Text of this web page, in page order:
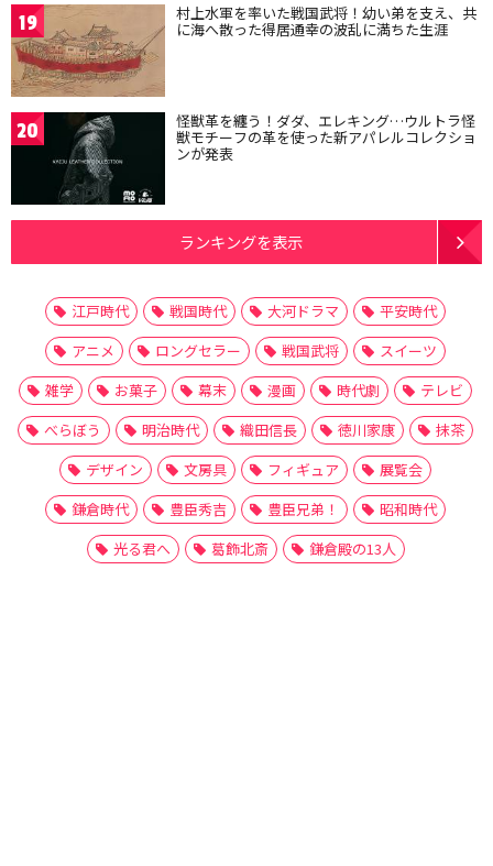
19 村上水軍を率いた戦国武将！幼い弟を支え、共
に海へ散った得居通幸の波乱に満ちた生涯
20 怪獣革を纏う！ダダ、エレキング…ウルトラ怪
獣モチーフの革を使った新アパレルコレクショ
ンが発表
ランキングを表示
江戸時代 戦国時代 大河ドラマ
平安時代
アニメ
ロングセラー 戦国武将
スイーツ
雑学
お菓子 幕末 漫画 時代劇
テレビ
べらぼう
明治時代 織田信長 徳川家康
抹茶
デザイン
文房具 フィギュア
展覧会
鎌倉時代
豊臣秀吉 豊臣兄弟！
昭和時代
光る君へ
葛飾北斎 鎌倉殿の13人